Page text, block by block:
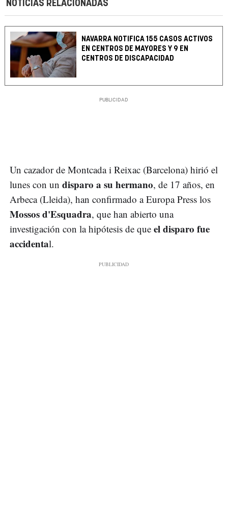
NOTICIAS RELACIONADAS
NAVARRA NOTIFICA 155 CASOS ACTIVOS
EN CENTROS DE MAYORES Y 9 EN
CENTROS DE DISCAPACIDAD
Un cazador de Montcada i Reixac (Barcelona) hirió el
lunes con un disparo a su hermano, de 17 años, en
Arbeca (Lleida), han confirmado a Europa Press los
Mossos d'Esquadra, que han abierto una
investigación con la hipótesis de que el disparo fue
accidental.